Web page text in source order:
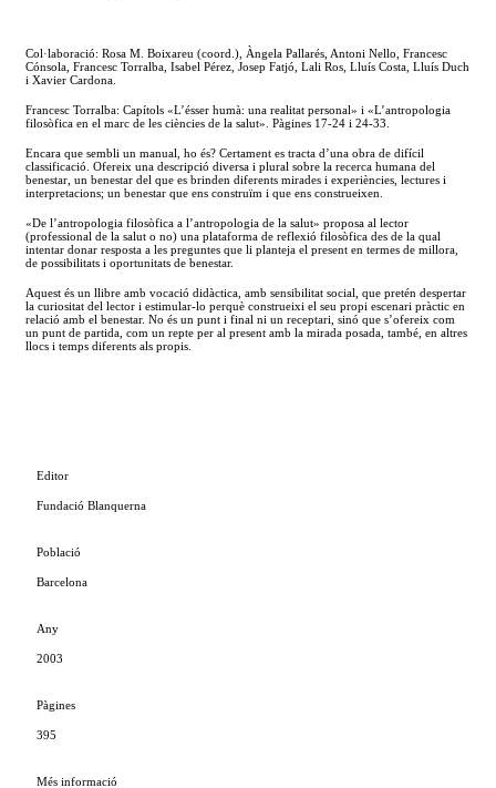
Col·laboració: Rosa M. Boixareu (coord.), Àngela Pallarés, Antoni Nello, Francesc
Cónsola, Francesc Torralba, Isabel Pérez, Josep Fatjó, Lali Ros, Lluís Costa, Lluís Duch
i Xavier Cardona.
Francesc Torralba: Capítols «L’ésser humà: una realitat personal» i «L’antropologia
filosòfica en el marc de les ciències de la salut». Pàgines 17-24 i 24-33.
Encara que sembli un manual, ho és? Certament es tracta d’una obra de difícil
classificació. Ofereix una descripció diversa i plural sobre la recerca humana del
benestar, un benestar del que es brinden diferents mirades i experiències, lectures i
interpretacions; un benestar que ens construïm i que ens construeixen.
«De l’antropologia filosòfica a l’antropologia de la salut» proposa al lector
(professional de la salut o no) una plataforma de reflexió filosòfica des de la qual
intentar donar resposta a les preguntes que li planteja el present en termes de millora,
de possibilitats i oportunitats de benestar.
Aquest és un llibre amb vocació didàctica, amb sensibilitat social, que pretén despertar
la curiositat del lector i estimular-lo perquè construeixi el seu propi escenari pràctic en
relació amb el benestar. No és un punt i final ni un receptari, sinó que s’ofereix com
un punt de partida, com un repte per al present amb la mirada posada, també, en altres
llocs i temps diferents als propis.
Editor
Fundació Blanquerna
Població
Barcelona
Any
2003
Pàgines
395
Més informació